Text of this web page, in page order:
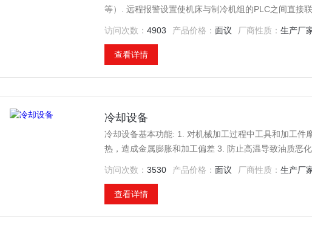
等）. 远程报警设置使机床与制冷机组的PLC之间直接
访问次数： 4903 产品价格： 面议 厂商性质： 生产厂
查看详情
冷却设备
冷却设备基本功能: 1. 对机械加工过程中工具和加工件
热，造成金属膨胀和加工偏差 3. 防止高温导致油质恶
访问次数： 3530 产品价格： 面议 厂商性质： 生产厂
查看详情